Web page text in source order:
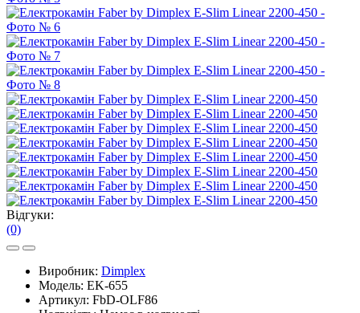
Відгуки:
(0)
Виробник: Dimplex
Модель: EK-655
Артикул: FbD-OLF86